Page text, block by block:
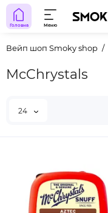
Головна Меню
Вейп шоп Smoky shop
McChrystals
24